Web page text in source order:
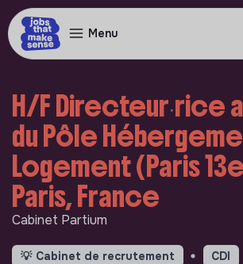
Menu
H/F Directeur∙rice
du Pôle
Logement (Paris
Paris, France
Cabinet Partium
💡 Cabinet de recrutement CDI